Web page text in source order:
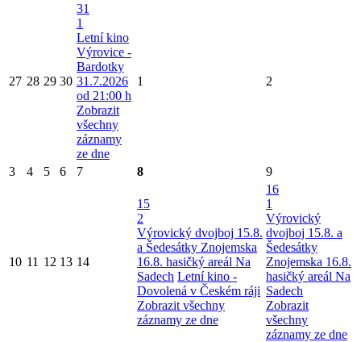
27 28 29 30
31
1
Letní kino
Výrovice -
Bardotky
31.7.2026
od 21:00 h
Zobrazit
všechny
záznamy
ze dne
1 2
3 4 5 6 7 8 9
10 11 12 13 14
15
2
Výrovický dvojboj 15.8.
a Šedesátky Znojemska
16.8. hasičký areál Na
Sadech Letní kino -
Dovolená v Českém ráji
Zobrazit všechny
záznamy ze dne
16
1
Výrovický
dvojboj 15.8. a
Šedesátky
Znojemska 16.8.
hasičký areál Na
Sadech
Zobrazit
všechny
záznamy ze dne